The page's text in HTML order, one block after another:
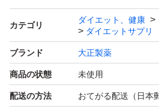
コメント下さい
カテゴリ
ダイエット、健康
ダイエットサプリ
ブランド 大正製薬
商品の状態 未使用
配送の方法 おてがる配送（日本